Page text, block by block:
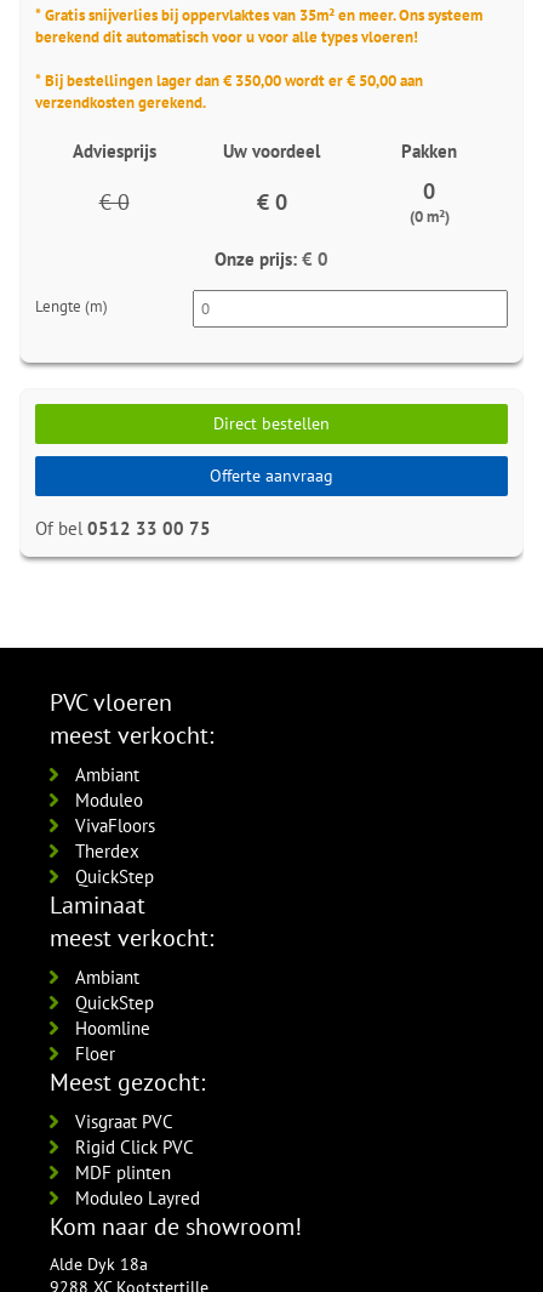
* Gratis snijverlies bij oppervlaktes van 35m² en meer. Ons systeem
berekend dit automatisch voor u voor alle types vloeren!
* Bij bestellingen lager dan € 350,00 wordt er € 50,00 aan
verzendkosten gerekend.
Adviesprijs Uw voordeel Pakken
€ 0 € 0 0
(0 m²)
Onze prijs: € 0
Lengte (m)
Direct bestellen
Offerte aanvraag
Of bel 0512 33 00 75
PVC vloeren
meest verkocht:
Ambiant
Moduleo
VivaFloors
Therdex
QuickStep
Laminaat
meest verkocht:
Ambiant
QuickStep
Hoomline
Floer
Meest gezocht:
Visgraat PVC
Rigid Click PVC
MDF plinten
Moduleo Layred
Kom naar de showroom!
Alde Dyk 18a
9288 XC Kootstertille